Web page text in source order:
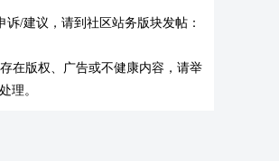
诉/建议，请到社区站务版块发帖：
在版权、广告或不健康内容，请举
理。